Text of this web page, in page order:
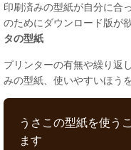
印刷済みの型紙が自分に合
のためにダウンロード版が
タの型紙
プリンターの有無や繰り返
みの型紙、使いやすいほう
うさこの型紙を使う
ます